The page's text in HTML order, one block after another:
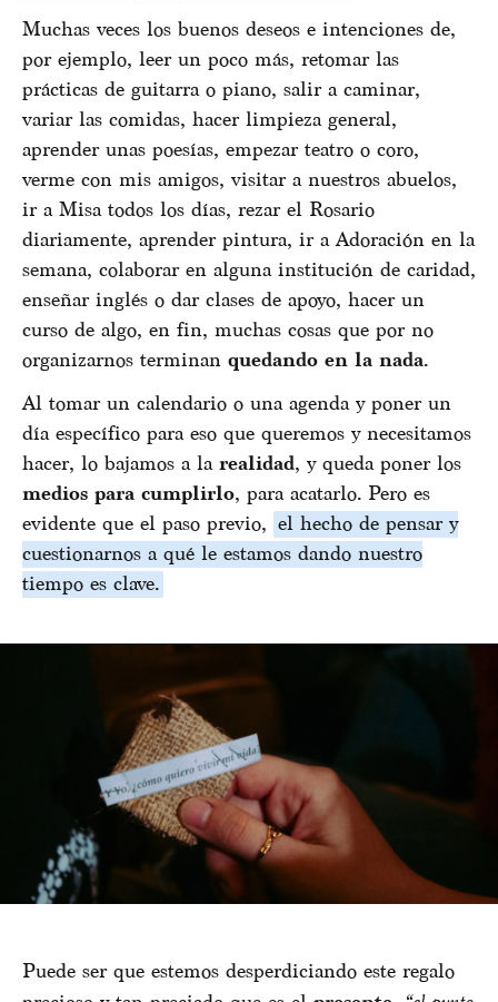
Muchas veces los buenos deseos e intenciones de,
por ejemplo, leer un poco más, retomar las
prácticas de guitarra o piano, salir a caminar,
variar las comidas, hacer limpieza general,
aprender unas poesías, empezar teatro o coro,
verme con mis amigos, visitar a nuestros abuelos,
ir a Misa todos los días, rezar el Rosario
diariamente, aprender pintura, ir a Adoración en la
semana, colaborar en alguna institución de caridad,
enseñar inglés o dar clases de apoyo, hacer un
curso de algo, en fin, muchas cosas que por no
organizarnos terminan quedando en la nada.
Al tomar un calendario o una agenda y poner un
día específico para eso que queremos y necesitamos
hacer, lo bajamos a la realidad, y queda poner los
medios para cumplirlo, para acatarlo. Pero es
evidente que el paso previo, el hecho de pensar y
cuestionarnos a qué le estamos dando nuestro
tiempo es clave.
Puede ser que estemos desperdiciando este regalo